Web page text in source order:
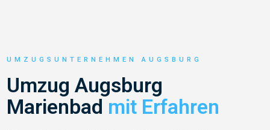
UMZUGSUNTERNEHMEN AUGSBURG
Umzug Augsburg
Marienbad mit Erfahren